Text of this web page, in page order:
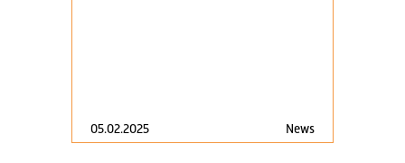
05.02.2025 News